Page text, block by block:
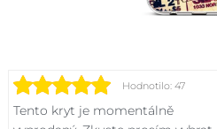
Hodnotilo: 47
Tento kryt je momentálně